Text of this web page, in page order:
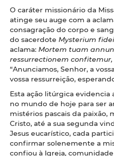
O caráter missionário da
atinge seu auge com a
consagração do corpo e
do sacerdote Mysterium fidei
aclama: Mortem tuam
ressurrectionem
“Anunciamos, Senhor, a
vossa ressurreição,
Esta ação litúrgica evidencia
no mundo de hoje para ser
mistérios pascais da paixão,
Cristo, até a sua segunda
Jesus eucarístico, cada
confirmar solenemente a
confiou à Igreja,